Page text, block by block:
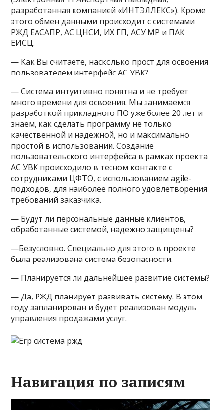
разработанная компанией «ИНТЭЛЛЕКС»). Кроме
этого обмен данными происходит с системами
РЖД ЕАСАПР, АС ЦНСИ, ИХ ГП, АСУ МР и ПАК
ЕИСЦ.
— Как Вы считаете, насколько прост для освоения
пользователем интерфейс АС УВК?
— Система интуитивно понятна и не требует
много времени для освоения. Мы занимаемся
разработкой прикладного ПО уже более 20 лет и
знаем, как сделать программу не только
качественной и надежной, но и максимально
простой в использовании. Создание
пользовательского интерфейса в рамках проекта
АС УВК происходило в тесном контакте с
сотрудниками ЦФТО, с использованием agile-
подходов, для наиболее полного удовлетворения
требований заказчика.
— Будут ли персональные данные клиентов,
обработанные системой, надежно защищены?
—Безусловно. Специально для этого в проекте
была реализована система безопасности.
— Планируется ли дальнейшее развитие системы?
— Да, РЖД планирует развивать систему. В этом
году запланирован и будет реализован модуль
управления продажами услуг.
Навигация по записям